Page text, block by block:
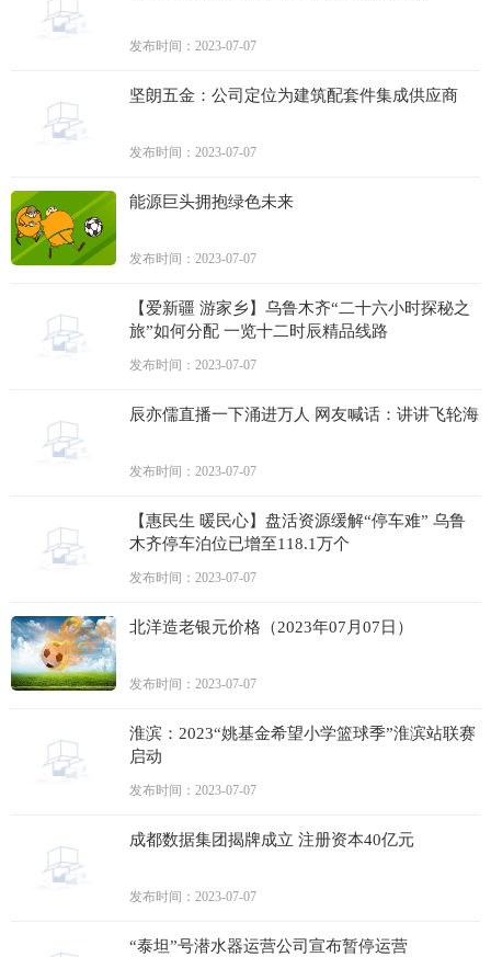
发布时间：2023-07-07
坚朗五金：公司定位为建筑配套件集成供应商
发布时间：2023-07-07
能源巨头拥抱绿色未来
发布时间：2023-07-07
【爱新疆 游家乡】乌鲁木齐“二十六小时探秘之
旅”如何分配 一览十二时辰精品线路
发布时间：2023-07-07
辰亦儒直播一下涌进万人 网友喊话：讲讲飞轮海
发布时间：2023-07-07
【惠民生 暖民心】盘活资源缓解“停车难” 乌鲁
木齐停车泊位已增至118.1万个
发布时间：2023-07-07
北洋造老银元价格（2023年07月07日）
发布时间：2023-07-07
淮滨：2023“姚基金希望小学篮球季”淮滨站联赛
启动
发布时间：2023-07-07
成都数据集团揭牌成立 注册资本40亿元
发布时间：2023-07-07
“泰坦”号潜水器运营公司宣布暂停运营